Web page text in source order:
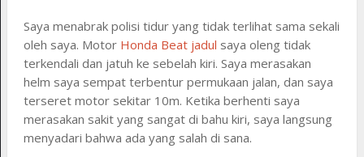
Saya menabrak polisi tidur yang tidak terlihat sama sekali
oleh saya. Motor Honda Beat jadul saya oleng tidak
terkendali dan jatuh ke sebelah kiri. Saya merasakan
helm saya sempat terbentur permukaan jalan, dan saya
terseret motor sekitar 10m. Ketika berhenti saya
merasakan sakit yang sangat di bahu kiri, saya langsung
menyadari bahwa ada yang salah di sana.